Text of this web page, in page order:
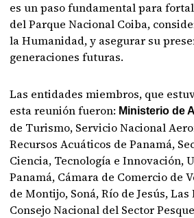
es un paso fundamental para
del Parque Nacional Coiba,
la Humanidad, y asegurar su
generaciones futuras.
Las entidades miembros, que
esta reunión fueron: Ministerio de
de Turismo, Servicio Nacional
Recursos Acuáticos de Panamá,
Ciencia, Tecnología e Innovación,
Panamá, Cámara de Comercio de
de Montijo, Soná, Río de Jesús,
Consejo Nacional del Sector